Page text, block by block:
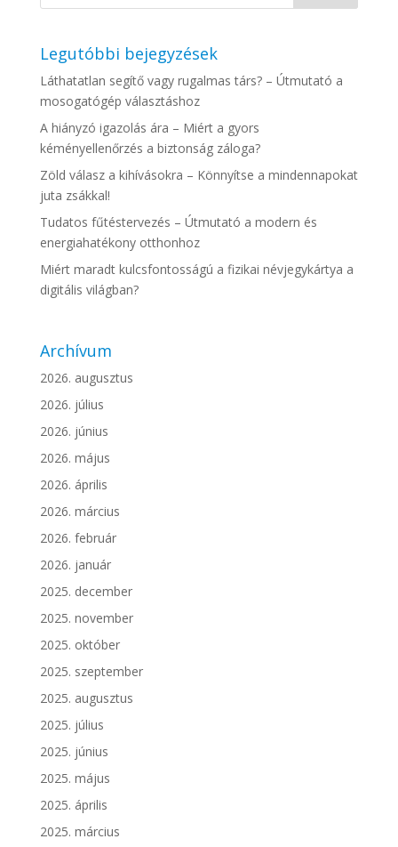
Legutóbbi bejegyzések
Láthatatlan segítő vagy rugalmas társ? – Útmutató a
mosogatógép választáshoz
A hiányzó igazolás ára – Miért a gyors
kéményellenőrzés a biztonság záloga?
Zöld válasz a kihívásokra – Könnyítse a mindennapokat
juta zsákkal!
Tudatos fűtéstervezés – Útmutató a modern és
energiahatékony otthonhoz
Miért maradt kulcsfontosságú a fizikai névjegykártya a
digitális világban?
Archívum
2026. augusztus
2026. július
2026. június
2026. május
2026. április
2026. március
2026. február
2026. január
2025. december
2025. november
2025. október
2025. szeptember
2025. augusztus
2025. július
2025. június
2025. május
2025. április
2025. március